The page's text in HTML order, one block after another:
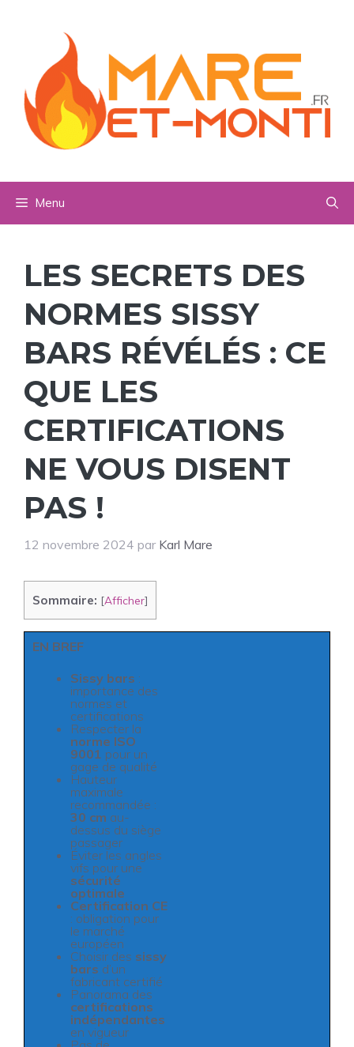
Menu
LES SECRETS DES
NORMES SISSY
BARS RÉVÉLÉS : CE
QUE LES
CERTIFICATIONS
NE VOUS DISENT
PAS !
12 novembre 2024 par Karl Mare
Sommaire: [Afficher]
EN BREF
Sissy bars :
importance des
normes et
certifications
Respecter la
norme ISO
9001 pour un
gage de qualité
Hauteur
maximale
recommandée :
30 cm au-
dessus du siège
passager
Éviter les angles
vifs pour une
sécurité
optimale
Certification CE
: obligation pour
le marché
européen
Choisir des sissy
bars d’un
fabricant certifié
Panorama des
certifications
indépendantes
en vigueur